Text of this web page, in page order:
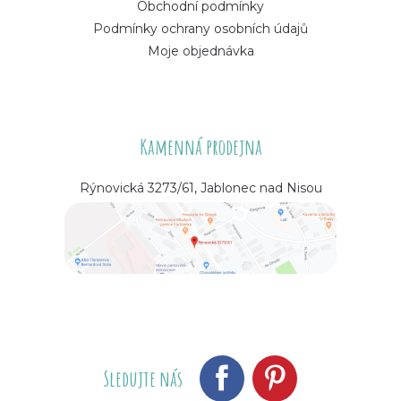
Obchodní podmínky
Podmínky ochrany osobních údajů
Moje objednávka
Kamenná prodejna
Rýnovická 3273/61, Jablonec nad Nisou
Sledujte nás